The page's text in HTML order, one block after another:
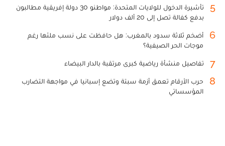
5
تأشيرة الدخول للولايات المتحدة: مواطنو 30 دولة إفريقية مطالبون
بدفع كفالة تصل إلى 20 ألف دولار
6
أضخم ثلاثة سدود بالمغرب: هل حافظت على نسب ملئها رغم
موجات الحر الصيفية؟
7 تفاصيل منشأة رياضية كبرى مرتقبة بالدار البيضاء
8
حرب الأرقام تعمق أزمة سبتة وتضع إسبانيا في مواجهة التضارب
المؤسساتي